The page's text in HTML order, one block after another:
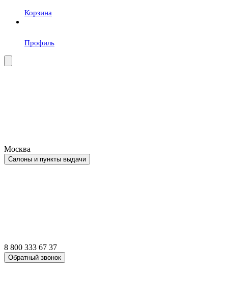
Корзина
Профиль
Москва
Салоны и пункты выдачи
8 800 333 67 37
Обратный звонок